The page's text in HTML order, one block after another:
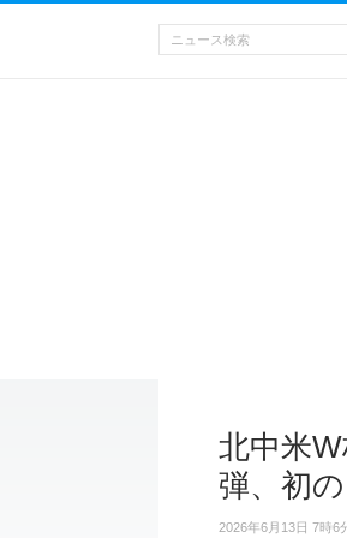
北中米
弾、初の
2026年6月13日 7時6